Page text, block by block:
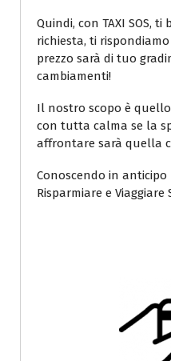
Quindi, con TAXI SOS,
richiesta, ti
prezzo sarà di tuo
cambiamenti!
Il nostro scopo è
con tutta calma se la
affrontare sarà quella
Conoscendo in
Risparmiare e Viaggiare